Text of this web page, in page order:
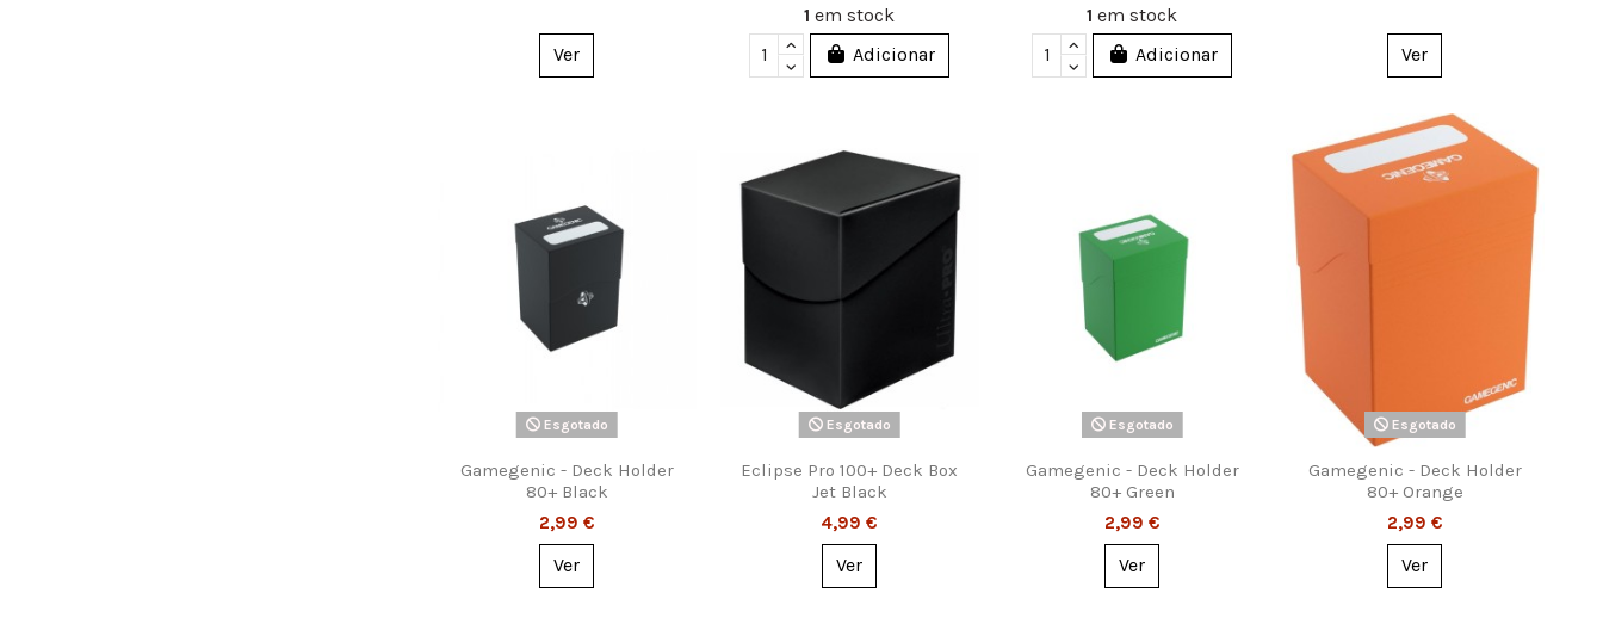
Ver
1em stock
Adicionar
1em stock
Adicionar
Ver
Esgotado
Gamegenic - Deck Holder
80+ Black
2,99 €
Ver
Esgotado
Eclipse Pro 100+ Deck Box
Jet Black
4,99 €
Ver
Esgotado
Gamegenic - Deck Holder
80+ Green
2,99 €
Ver
Esgotado
Gamegenic - Deck Holder
80+ Orange
2,99 €
Ver